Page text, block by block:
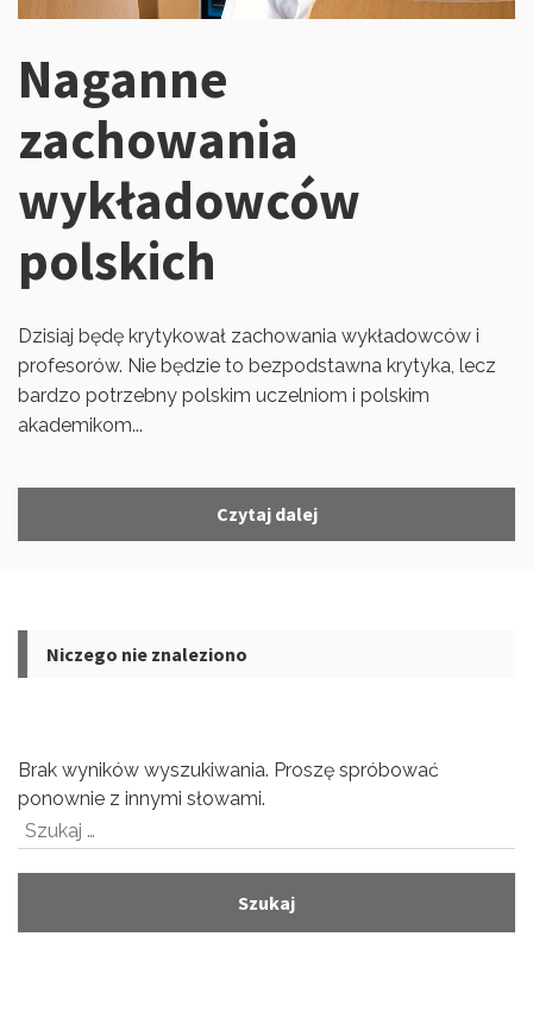
Naganne
zachowania
wykładowców
polskich
Dzisiaj będę krytykował zachowania wykładowców i
profesorów. Nie będzie to bezpodstawna krytyka, lecz
bardzo potrzebny polskim uczelniom i polskim
akademikom...
Czytaj dalej
Niczego nie znaleziono
Brak wyników wyszukiwania. Proszę spróbować
ponownie z innymi słowami.
Szukaj: